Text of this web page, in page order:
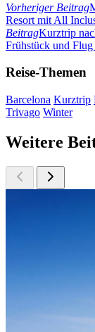
Vorheriger Beitrag
Resort mit All
BeitragKurztrip
Frühstück und
Reise-Themen
Barcelona Kurztrip
Trivago Winter
Weitere